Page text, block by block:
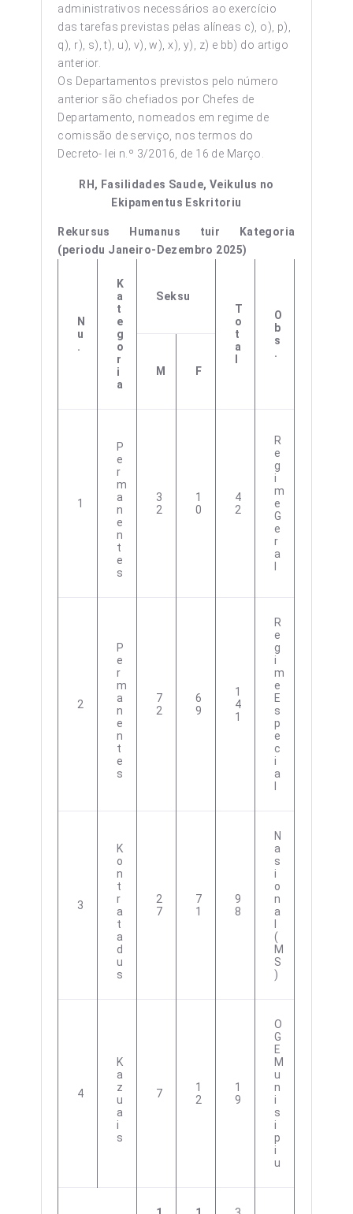
administrativos necessários ao exercício
das tarefas previstas pelas alíneas c), o), p),
q), r), s), t), u), v), w), x), y), z) e bb) do artigo
anterior.
Os Departamentos previstos pelo número
anterior são chefiados por Chefes de
Departamento, nomeados em regime de
comissão de serviço, nos termos do
Decreto- lei n.º 3/2016, de 16 de Março.
RH, Fasilidades Saude, Veikulus no
Ekipamentus Eskritoriu
Rekursus Humanus tuir Kategoria
(periodu Janeiro-Dezembro 2025)
N
U
.
K
A
T
E
G
O
R
I
A
Seksu
T
O
T
A
O
B
S
.
M
F
1
P
E
R
M
A
N
E
N
T
E
S
3
2
1
0
4
2
R
E
G
I
M
E
G
E
R
A
2
P
E
R
M
A
N
E
N
T
E
S
7
2
6
9
1
4
1
R
E
G
I
M
E
E
S
P
E
C
I
A
3
K
O
N
T
R
A
T
A
D
U
S
2
7
7
1
9
8
N
A
S
I
O
N
A
(
M
S
)
4
K
A
Z
U
A
I
S
7
1
2
1
9
O
G
E
M
U
N
I
S
I
P
I
U